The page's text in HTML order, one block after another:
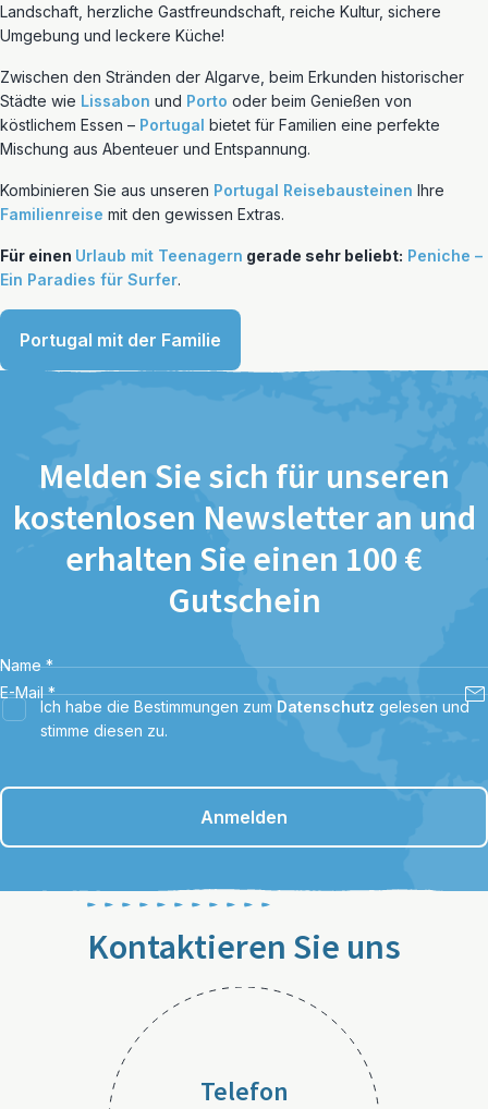
Landschaft, herzliche Gastfreundschaft, reiche Kultur, sichere
Umgebung und leckere Küche!
Zwischen den Stränden der Algarve, beim Erkunden historischer
Städte wie Lissabon und Porto oder beim Genießen von
köstlichem Essen – Portugal bietet für Familien eine perfekte
Mischung aus Abenteuer und Entspannung.
Kombinieren Sie aus unseren Portugal Reisebausteinen Ihre
Familienreise mit den gewissen Extras.
Für einen Urlaub mit Teenagern gerade sehr beliebt: Peniche –
Ein Paradies für Surfer.
Portugal mit der Familie
Melden Sie sich für unseren
kostenlosen Newsletter an und
erhalten Sie einen 100 €
Gutschein
Name *
E-Mail *
Ich habe die Bestimmungen zum Datenschutz gelesen und
stimme diesen zu.
Anmelden
Kontaktieren Sie uns
Telefon